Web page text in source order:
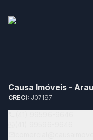
Causa Imóveis -
CRECI: J07197